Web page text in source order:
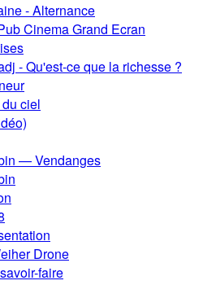
- Alternance
Cinema Grand Ecran
- Qu'est-ce que la richesse ?
ciel
— Vendanges
Drone
faire